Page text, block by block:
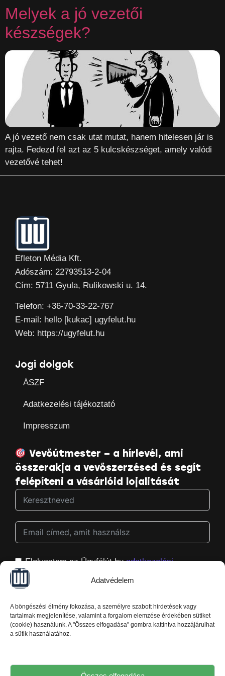
Adatvédelem
A böngészési élmény fokozása, a személyre szabott hirdetések vagy
tartalmak megjelenítése, valamint a forgalom elemzése érdekében sütiket
(cookie) használunk. A "Összes elfogadása" gombra kattintva hozzájárulhat
a sütik használatához.
Melyek a jó vezetői
készségek?
A jó vezető nem csak utat mutat, hanem hitelesen jár is
rajta. Fedezd fel azt az 5 kulcskészséget, amely valódi
vezetővé tehet!
Efleton Média Kft.
Adószám: 22793513-2-04
Cím: 5711 Gyula, Rulikowski u. 14.
Telefon: +36-70-33-22-767
E-mail: hello [kukac] ugyfelut.hu
Web: https://ugyfelut.hu
Jogi dolgok
ÁSZF
Adatkezelési tájékoztató
Impresszum
Vevőútmester – a hírlevél, ami
összerakja a vevőszerzésed és segít
felépíteni a vásárlóid lojalitását
Elolvastam az Ügyfélút.huadatkezelési
tájékoztatóját
, és hozzájárulok ahhoz, hogy
megkapjam a Ügyfélút.hu hírleveleit, és azt is
tudom, hogy bármikor könnyedén le tudok róluk
iratkozni.